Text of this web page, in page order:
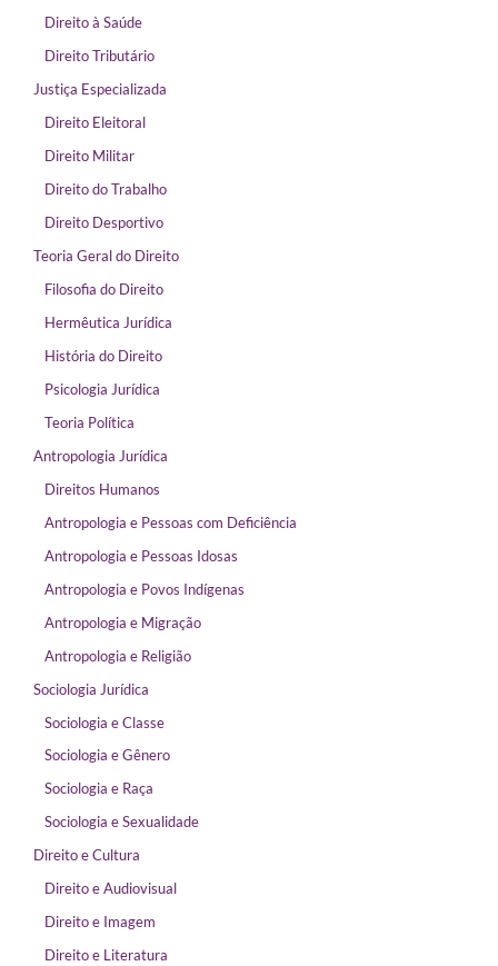
Direito à Saúde
Direito Tributário
Justiça Especializada
Direito Eleitoral
Direito Militar
Direito do Trabalho
Direito Desportivo
Teoria Geral do Direito
Filosofia do Direito
Hermêutica Jurídica
História do Direito
Psicologia Jurídica
Teoria Política
Antropologia Jurídica
Direitos Humanos
Antropologia e Pessoas com Deficiência
Antropologia e Pessoas Idosas
Antropologia e Povos Indígenas
Antropologia e Migração
Antropologia e Religião
Sociologia Jurídica
Sociologia e Classe
Sociologia e Gênero
Sociologia e Raça
Sociologia e Sexualidade
Direito e Cultura
Direito e Audiovisual
Direito e Imagem
Direito e Literatura